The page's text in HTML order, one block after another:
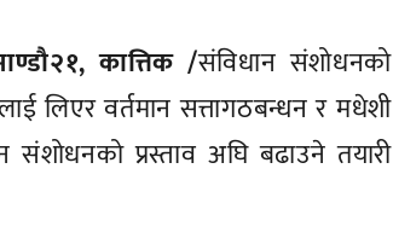
कात्तिक /संविधान संशोधनको
लिएर वर्तमान सत्तागठबन्धन र मधेशी
संशोधनको प्रस्ताव अघि बढाउने तयारी